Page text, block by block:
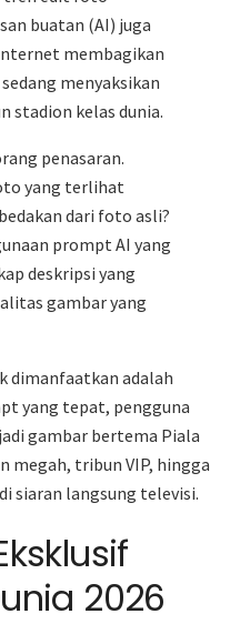
buatan (AI) juga
membagikan
menyaksikan
stadion kelas dunia.
penasaran.
yang terlihat
dari foto asli?
prompt AI yang
deskripsi yang
gambar yang
dimanfaatkan adalah
yang tepat, pengguna
gambar bertema Piala
megah, tribun VIP, hingga
siaran langsung televisi.
2026